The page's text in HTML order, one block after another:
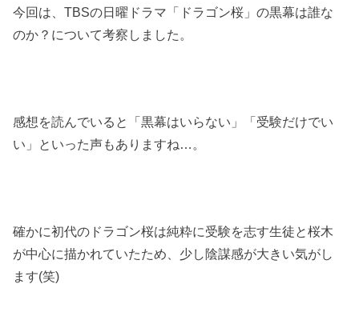
今回は、TBSの日曜ドラマ「ドラゴン桜」の黒幕は誰な
のか？について考察しました。
感想を読んでいると「黒幕はいらない」「受験だけでい
い」といった声もありますね…。
確かに初代のドラゴン桜は純粋に受験を志す生徒と桜木
が中心に描かれていたため、少し陰謀感が大きい気がし
ます(笑)